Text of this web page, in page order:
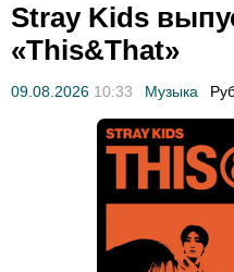
Stray Kids
«This&That»
09.08.2026 10:33 Музыка